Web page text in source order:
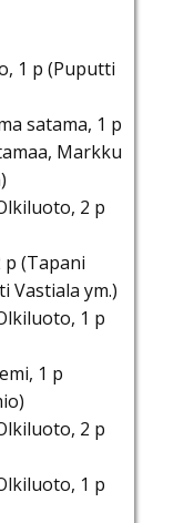
1 p (Puputti
satama, 1 p
Markku
2 p
p (Tapani
Vastiala ym.)
1 p
1 p
2 p
1 p